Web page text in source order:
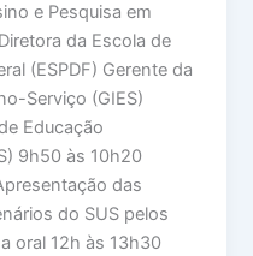
e Pesquisa em
da Escola de
(ESPDF) Gerente da
Serviço (GIES)
Educação
9h50 às 10h20
das
do SUS pelos
oral 12h às 13h30